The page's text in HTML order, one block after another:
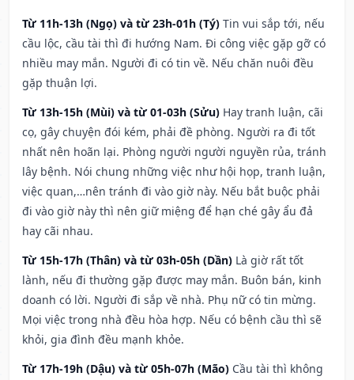
Từ 11h-13h (Ngọ) và từ 23h-01h (Tý) Tin vui sắp tới, nếu
cầu lộc, cầu tài thì đi hướng Nam. Đi công việc gặp gỡ có
nhiều may mắn. Người đi có tin về. Nếu chăn nuôi đều
gặp thuận lợi.
Từ 13h-15h (Mùi) và từ 01-03h (Sửu) Hay tranh luận, cãi
cọ, gây chuyện đói kém, phải đề phòng. Người ra đi tốt
nhất nên hoãn lại. Phòng người người nguyền rủa, tránh
lây bệnh. Nói chung những việc như hội họp, tranh luận,
việc quan,…nên tránh đi vào giờ này. Nếu bắt buộc phải
đi vào giờ này thì nên giữ miệng để hạn ché gây ẩu đả
hay cãi nhau.
Từ 15h-17h (Thân) và từ 03h-05h (Dần) Là giờ rất tốt
lành, nếu đi thường gặp được may mắn. Buôn bán, kinh
doanh có lời. Người đi sắp về nhà. Phụ nữ có tin mừng.
Mọi việc trong nhà đều hòa hợp. Nếu có bệnh cầu thì sẽ
khỏi, gia đình đều mạnh khỏe.
Từ 17h-19h (Dậu) và từ 05h-07h (Mão) Cầu tài thì không